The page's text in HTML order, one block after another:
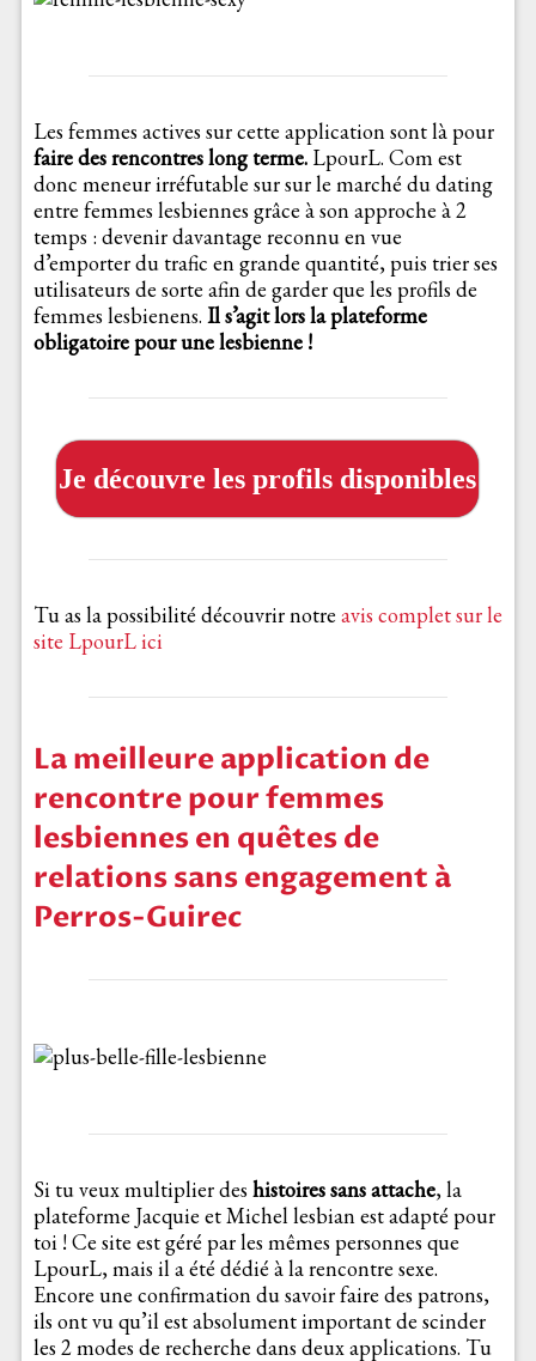
Les femmes actives sur cette application sont là pour
faire des rencontres long terme.LpourL. Com est
donc meneur irréfutable sur sur le marché du dating
entre femmes lesbiennes grâce à son approche à 2
temps : devenir davantage reconnu en vue
d’emporter du trafic en grande quantité, puis trier ses
utilisateurs de sorte afin de garder que les profils de
femmes lesbienens. Il s’agit lors la plateforme
obligatoire pour une lesbienne !
Je découvre les profils disponibles
Tu as la possibilité découvrir notre avis complet sur le
site LpourL ici
La meilleure application de
rencontre pour femmes
lesbiennes en quêtes de
relations sans engagement à
Perros-Guirec
Si tu veux multiplier des histoires sans attache, la
plateforme Jacquie et Michel lesbian est adapté pour
toi ! Ce site est géré par les mêmes personnes que
LpourL, mais il a été dédié à la rencontre sexe.
Encore une confirmation du savoir faire des patrons,
ils ont vu qu’il est absolument important de scinder
les 2 modes de recherche dans deux applications. Tu